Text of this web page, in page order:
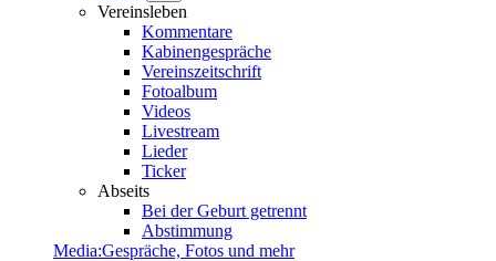
Vereinsleben
Kommentare
Kabinengespräche
Vereinszeitschrift
Fotoalbum
Videos
Livestream
Lieder
Ticker
Abseits
Bei der Geburt getrennt
Abstimmung
Media:Gespräche, Fotos und mehr